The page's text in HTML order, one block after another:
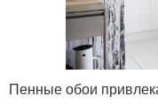
Пенные обои